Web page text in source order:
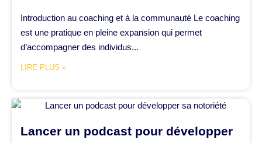
Introduction au coaching et à la communauté Le coaching
est une pratique en pleine expansion qui permet
d’accompagner des individus...
LIRE PLUS »
Lancer un podcast pour développer